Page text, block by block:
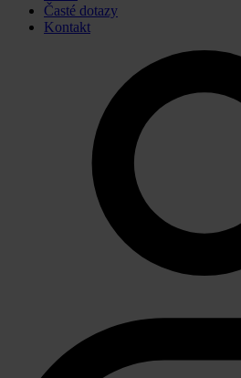
Časté dotazy
Kontakt